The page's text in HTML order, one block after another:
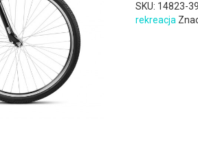
SKU: 14823-
rekreacja